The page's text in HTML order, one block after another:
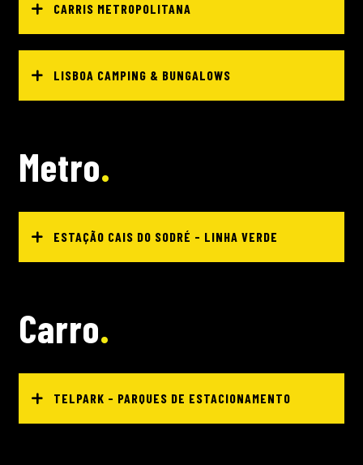
CARRIS METROPOLITANA
LISBOA CAMPING & BUNGALOWS
Metro
ESTAÇÃO CAIS DO SODRÉ - LINHA VERDE
Carro
TELPARK - PARQUES DE ESTACIONAMENTO